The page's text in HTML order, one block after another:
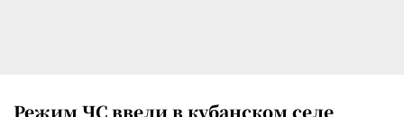
Режим ЧС ввели в кубанском селе